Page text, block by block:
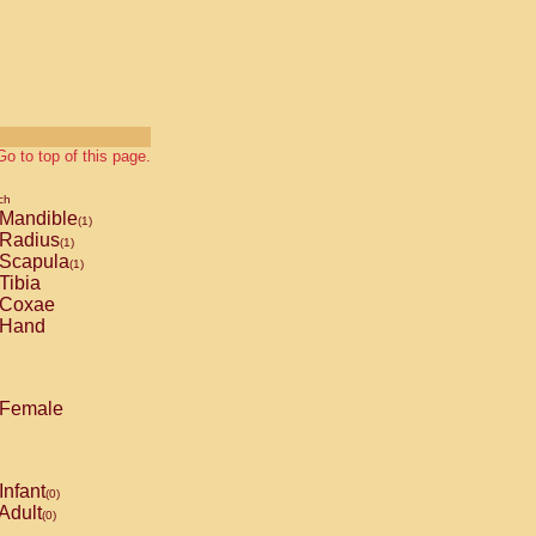
to top of this page.
Mandible(1)
Radius(1)
Scapula(1)
Tibia
Coxae
Hand
Female
Infant(0)
(0)